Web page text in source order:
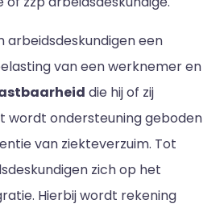
arbeidsdeskundigen een
van een werknemer en
die hij of zij
wordt ondersteuning geboden
van ziekteverzuim. Tot
zich op het
Hierbij wordt rekening